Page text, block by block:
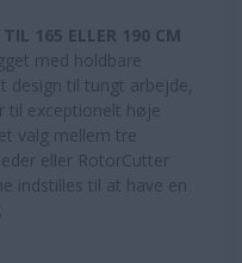
165 ELLER 190 CM
med holdbare
til tungt arbejde,
til exceptionelt høje
valg mellem tre
eller RotorCutter
indstilles til at have en